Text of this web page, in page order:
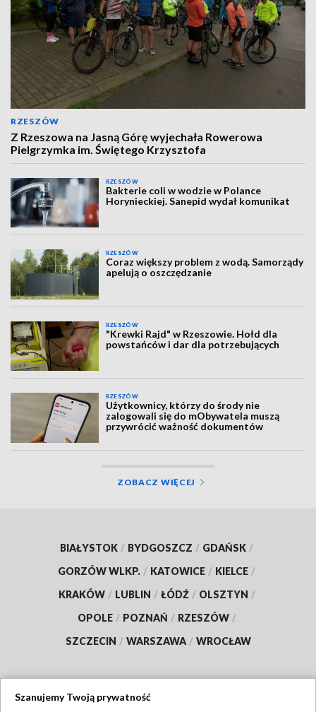
RZESZÓW
Z Rzeszowa na Jasną Górę wyjechała Rowerowa
Pielgrzymka im. Świętego Krzysztofa
RZESZÓW
Bakterie coli w wodzie w Polance
Horynieckiej. Sanepid wydał komunikat
RZESZÓW
Coraz większy problem z wodą. Samorządy
apelują o oszczędzanie
RZESZÓW
"Krewki Rajd" w Rzeszowie. Hołd dla
powstańców i dar dla potrzebujących
RZESZÓW
Użytkownicy, którzy do środy nie
zalogowali się do mObywatela muszą
przywrócić ważność dokumentów
ZOBACZ WIĘCEJ
BIAŁYSTOK / BYDGOSZCZ / GDAŃSK /
GORZÓW WLKP. / KATOWICE / KIELCE /
KRAKÓW / LUBLIN / ŁÓDŹ / OLSZTYN /
OPOLE / POZNAŃ / RZESZÓW /
SZCZECIN / WARSZAWA / WROCŁAW
Szanujemy Twoją prywatność